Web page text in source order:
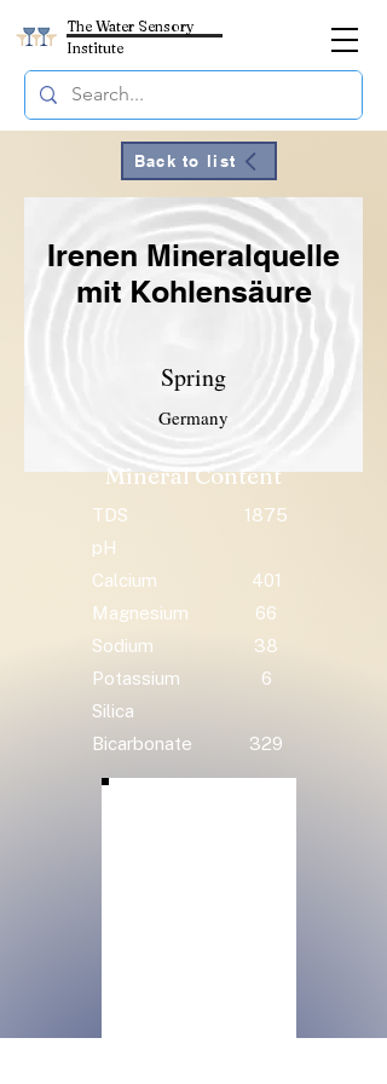
The Water Sensory
Institute
Back to list
Irenen Mineralquelle
mit Kohlensäure
Spring
Germany
Mineral Content
TDS
1875
pH
Calcium
401
Magnesium
66
Sodium
38
Potassium
6
Silica
Bicarbonate
329